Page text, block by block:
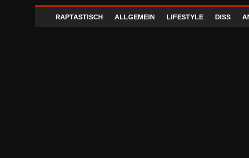
RAPTASTISCH ALLGEMEIN LIFESTYLE DISS